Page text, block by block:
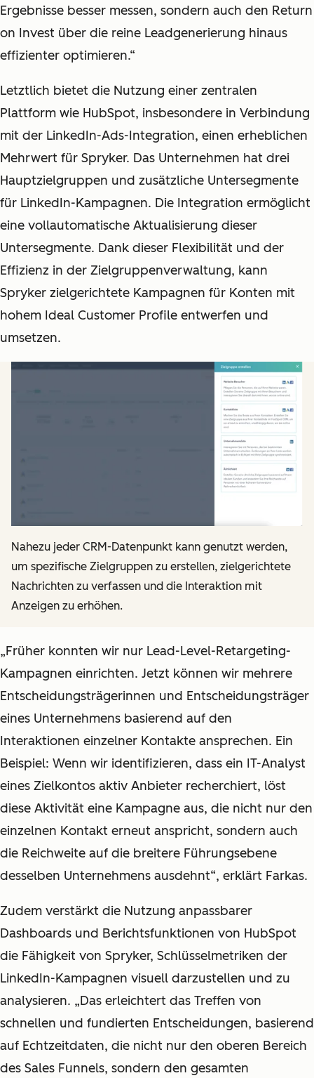
Ergebnisse besser messen, sondern auch den Return
on Invest über die reine Leadgenerierung hinaus
effizienter optimieren.“
Letztlich bietet die Nutzung einer zentralen
Plattform wie HubSpot, insbesondere in Verbindung
mit der LinkedIn-Ads-Integration, einen erheblichen
Mehrwert für Spryker. Das Unternehmen hat drei
Hauptzielgruppen und zusätzliche Untersegmente
für LinkedIn-Kampagnen. Die Integration ermöglicht
eine vollautomatische Aktualisierung dieser
Untersegmente. Dank dieser Flexibilität und der
Effizienz in der Zielgruppenverwaltung, kann
Spryker zielgerichtete Kampagnen für Konten mit
hohem Ideal Customer Profile entwerfen und
umsetzen.
Nahezu jeder CRM-Datenpunkt kann genutzt werden,
um spezifische Zielgruppen zu erstellen, zielgerichtete
Nachrichten zu verfassen und die Interaktion mit
Anzeigen zu erhöhen.
„Früher konnten wir nur Lead-Level-Retargeting-
Kampagnen einrichten. Jetzt können wir mehrere
Entscheidungsträgerinnen und Entscheidungsträger
eines Unternehmens basierend auf den
Interaktionen einzelner Kontakte ansprechen. Ein
Beispiel: Wenn wir identifizieren, dass ein IT-Analyst
eines Zielkontos aktiv Anbieter recherchiert, löst
diese Aktivität eine Kampagne aus, die nicht nur den
einzelnen Kontakt erneut anspricht, sondern auch
die Reichweite auf die breitere Führungsebene
desselben Unternehmens ausdehnt“, erklärt Farkas.
Zudem verstärkt die Nutzung anpassbarer
Dashboards und Berichtsfunktionen von HubSpot
die Fähigkeit von Spryker, Schlüsselmetriken der
LinkedIn-Kampagnen visuell darzustellen und zu
analysieren. „Das erleichtert das Treffen von
schnellen und fundierten Entscheidungen, basierend
auf Echtzeitdaten, die nicht nur den oberen Bereich
des Sales Funnels, sondern den gesamten